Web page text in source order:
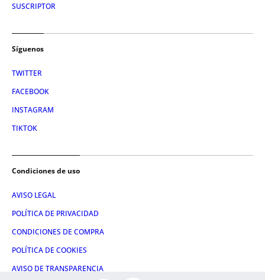
SUSCRIPTOR
Síguenos
TWITTER
FACEBOOK
INSTAGRAM
TIKTOK
Condiciones de uso
AVISO LEGAL
POLÍTICA DE PRIVACIDAD
CONDICIONES DE COMPRA
POLÍTICA DE COOKIES
AVISO DE TRANSPARENCIA